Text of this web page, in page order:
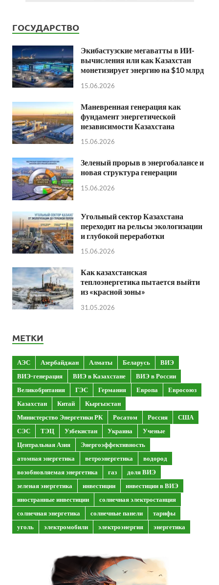
ГОСУДАРСТВО
Экибастузские мегаватты в ИИ-
вычисления или как Казахстан
монетизирует энергию на $10 млрд
15.06.2026
Маневренная генерация как
фундамент энергетической
независимости Казахстана
15.06.2026
Зеленый прорыв в энергобалансе и
новая структура генерации
15.06.2026
Угольный сектор Казахстана
переходит на рельсы экологизации
и глубокой переработки
15.06.2026
Как казахстанская
теплоэнергетика пытается выйти
из «красной зоны»
31.05.2026
МЕТКИ
АЭС Азербайджан Алматы Беларусь
ВИЭ
ВИЭ-генерация
ВИЭ в Казахстане
ВИЭ в России
Великобритания
ГЭС Германия Европа
Евросоюз
Казахстан
Китай
Кыргызстан
Министерство Энергетики РК
Росатом Россия
США
СЭС
ТЭЦ Узбекистан Украина
Ученые
Центральная Азия
Энергоэффективность
атомная энергетика
ветроэнергетика
водород
возобновляемая энергетика
газ
доля ВИЭ
зеленая энергетика
инвестиции
инвестиции в ВИЭ
иностранные инвестиции
солнечная электростанция
солнечная энергетика
солнечные панели
тарифы
уголь
электромобили электроэнергия энергетика